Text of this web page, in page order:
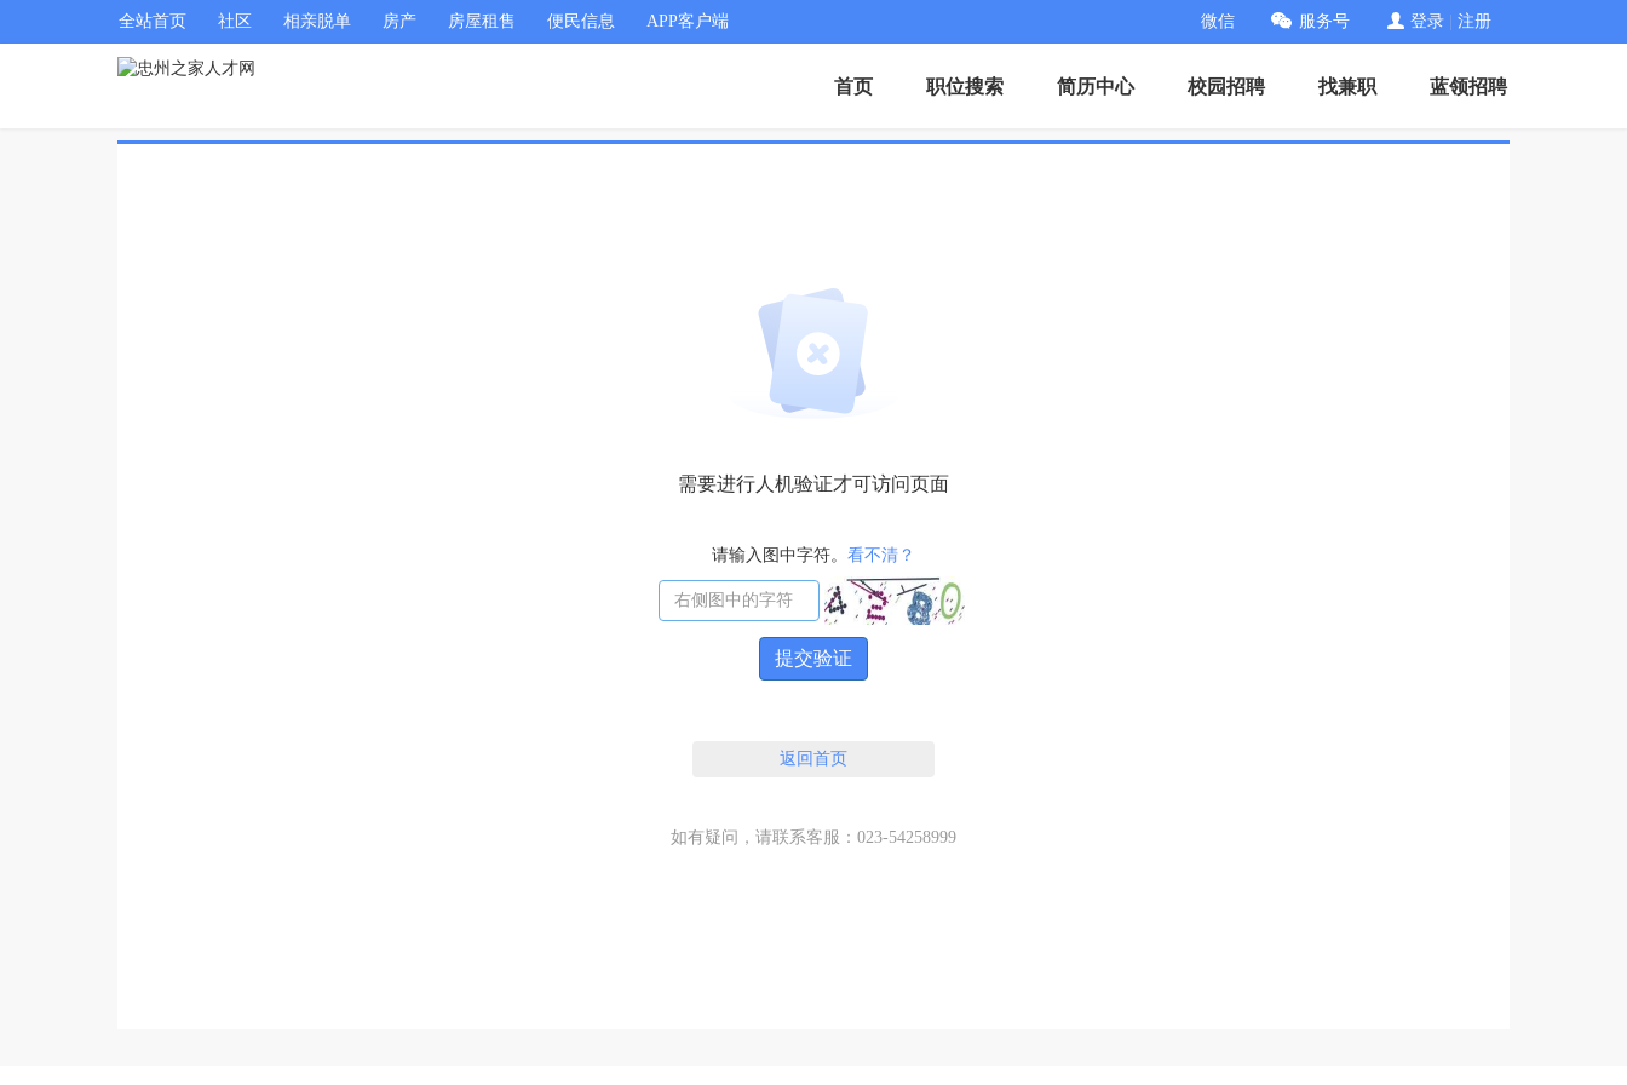
全站首页 社区 相亲脱单 房产 房屋租售 便民信息 APP客户端 微信 服务号 登录 注册
首页 职位搜索 简历中心 校园招聘 找兼职 蓝领招聘
需要进行人机验证才可访问页面
请输入图中字符。 看不清？
提交验证
返回首页
如有疑问，请联系客服：023-54258999